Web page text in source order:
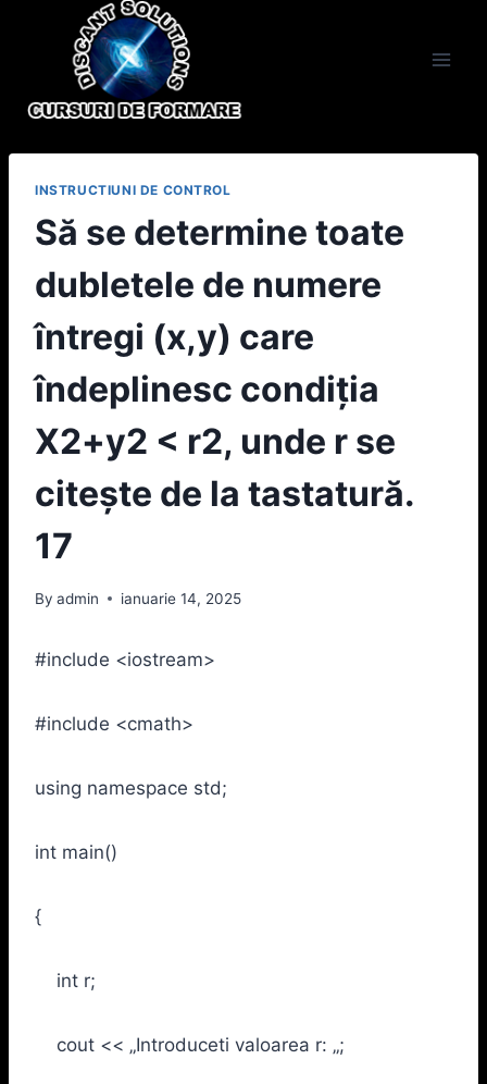
INSTRUCTIUNI DE CONTROL
Să se determine toate
dubletele de numere
întregi (x,y) care
îndeplinesc condiția
X2+y2 < r2, unde r se
citeşte de la tastatură.
17
By admin ianuarie 14, 2025
#include <iostream>
#include <cmath>
using namespace std;
int main()
{
int r;
cout << „Introduceti valoarea r: „;